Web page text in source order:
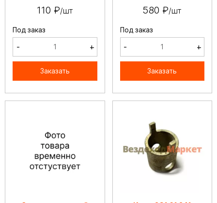
110 ₽/шт
Под заказ
- +
Заказать
580 ₽/шт
Под заказ
- +
Заказать